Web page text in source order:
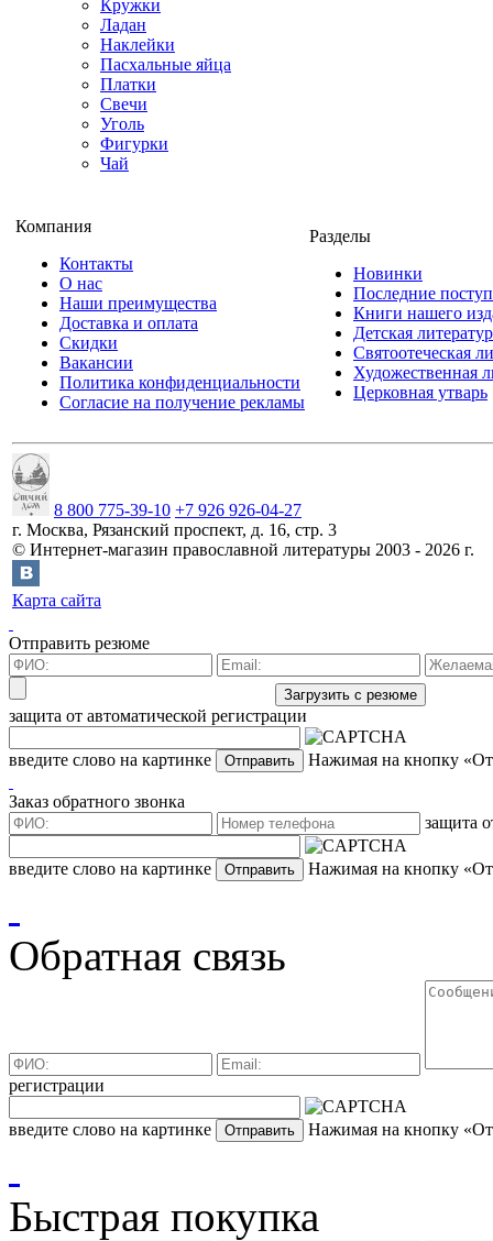
Кружки
Ладан
Наклейки
Пасхальные яйца
Платки
Свечи
Уголь
Фигурки
Чай
Компания
Контакты
О нас
Наши преимущества
Доставка и оплата
Скидки
Вакансии
Политика конфиденциальности
Согласие на получение рекламы
Разделы
Новинки
Последние
Книги нашего
Детская
Святоотеческая
Художественная
Церковная утварь
8 800 775-39-10 +7 926 926-04-27
г. Москва, Рязанский проспект, д. 16, стр. 3
© Интернет-магазин православной литературы 2003 - 2026 г.
Карта сайта
Отправить резюме
защита от автоматической регистрации
введите слово на картинке Нажимая на кнопку
Заказ обратного звонка
защита
введите слово на картинке Нажимая на кнопку
Обратная связь
регистрации
введите слово на картинке Нажимая на кнопку
Быстрая покупка